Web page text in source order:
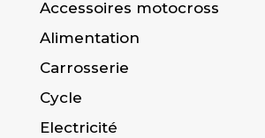
Accessoires motocross
Alimentation
Carrosserie
Cycle
Electricité